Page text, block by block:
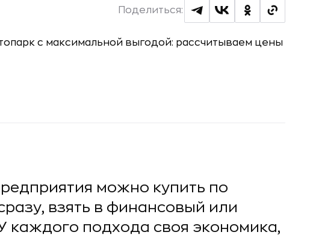
Поделиться:
можно купить по
взять в финансовый или
каждого подхода своя экономика,